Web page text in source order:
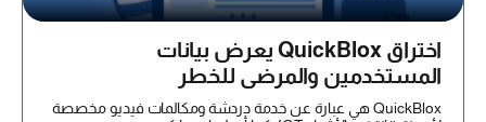
اختراق QuickBlox يعرض بيانات
المستخدمين والمرضى للخطر
QuickBlox هي عبارة عن خدمة دردشة ومكالمات فيديو مخصصة